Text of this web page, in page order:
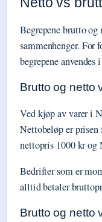
Begrepene brutto og
sammenhenger. For
begrepene
Brutto og netto
Ved kjøp av varer i
Nettobeløp er
nettopris 1000 kr
Bedrifter som er
alltid betaler
Brutto og netto